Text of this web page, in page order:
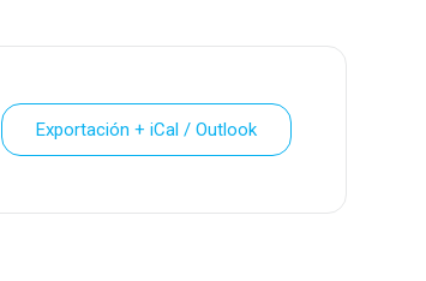
Exportación + iCal / Outlook